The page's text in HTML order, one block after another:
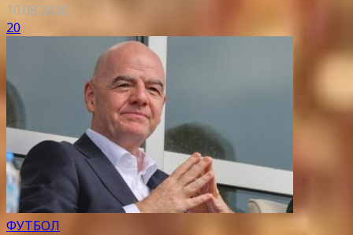
10.08.2026
20
ФУТБОЛ